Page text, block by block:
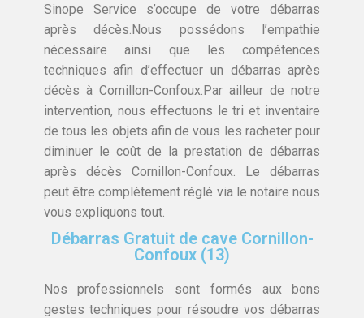
Sinope Service s’occupe de votre débarras
après décès.Nous possédons l’empathie
nécessaire ainsi que les compétences
techniques afin d’effectuer un débarras après
décès à Cornillon-Confoux.Par ailleur de notre
intervention, nous effectuons le tri et inventaire
de tous les objets afin de vous les racheter pour
diminuer le coût de la prestation de débarras
après décès Cornillon-Confoux. Le débarras
peut être complètement réglé via le notaire nous
vous expliquons tout.
Débarras Gratuit de cave Cornillon-
Confoux (13)
Nos professionnels sont formés aux bons
gestes techniques pour résoudre vos débarras